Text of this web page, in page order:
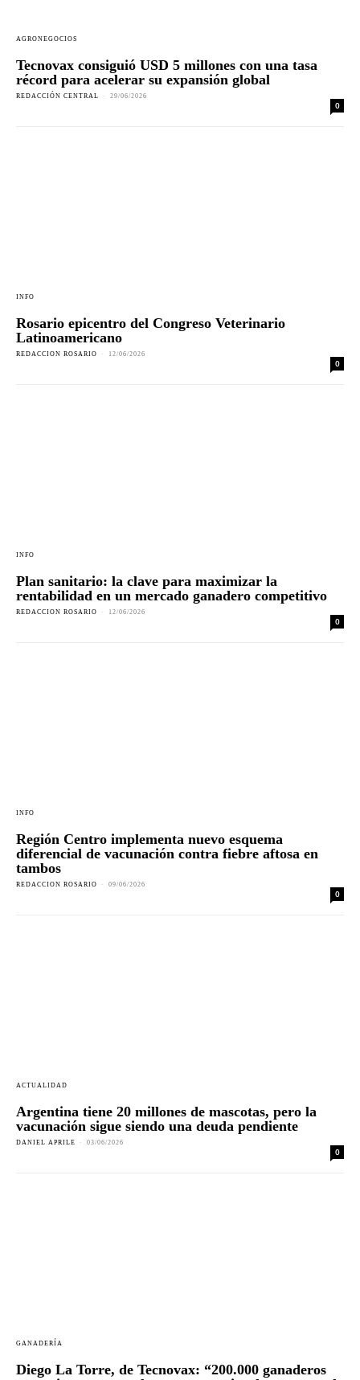
AGRONEGOCIOS
Tecnovax consiguió USD 5 millones con una tasa
récord para acelerar su expansión global
REDACCIÓN CENTRAL - 29/06/2026
0
INFO
Rosario epicentro del Congreso Veterinario
Latinoamericano
REDACCION ROSARIO - 12/06/2026
0
INFO
Plan sanitario: la clave para maximizar la
rentabilidad en un mercado ganadero competitivo
REDACCION ROSARIO - 12/06/2026
0
INFO
Región Centro implementa nuevo esquema
diferencial de vacunación contra fiebre aftosa en
tambos
REDACCION ROSARIO - 09/06/2026
0
ACTUALIDAD
Argentina tiene 20 millones de mascotas, pero la
vacunación sigue siendo una deuda pendiente
DANIEL APRILE - 03/06/2026
0
GANADERÍA
Diego La Torre, de Tecnovax: “200.000 ganaderos